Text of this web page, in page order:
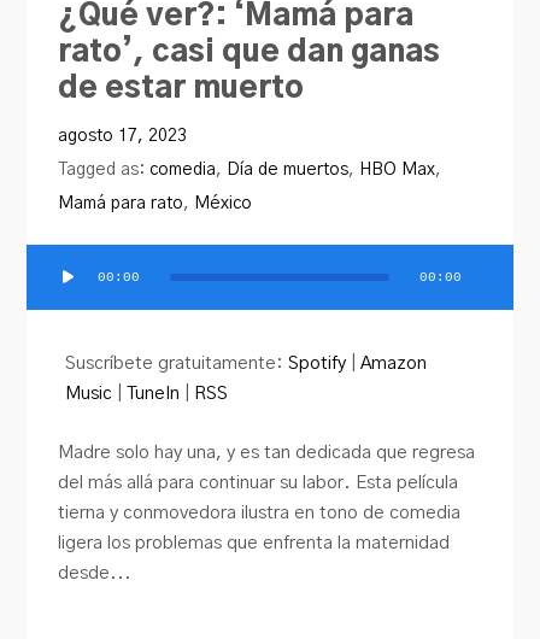
¿Qué ver?: ‘Mamá para
rato’, casi que dan ganas
de estar muerto
agosto 17, 2023
Tagged as: comedia, Día de muertos, HBO Max,
Mamá para rato, México
Reproductor
00:00 00:00
Suscríbete gratuitamente:Spotify |Amazon
Music |TuneIn RSS
Madre solo hay una, y es tan dedicada que regresa
del más allá para continuar su labor. Esta película
tierna y conmovedora ilustra en tono de comedia
ligera los problemas que enfrenta la maternidad
desde...